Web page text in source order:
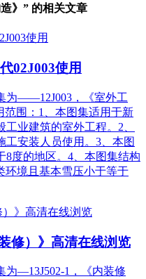
》” 的相关文章
02J003使用
为——12J003，《室外工
范围：1、本图集适用于新
业建筑的室外工程。2、
工安装人员使用。3、本图
8度的地区。4、本图集结构
环境且基本雪压小于等于
修）》高清在线浏览
为—13J502-1，《内装修